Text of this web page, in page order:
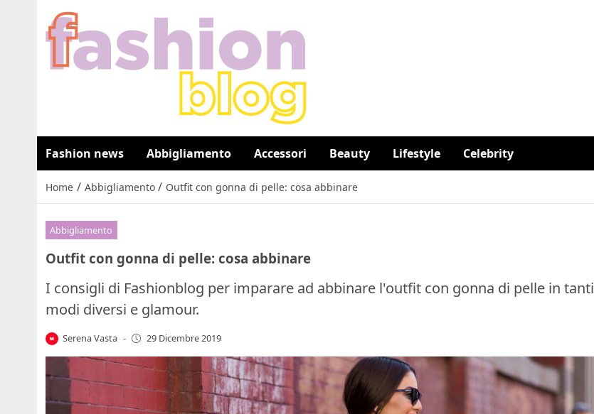
Fashion news Abbigliamento Accessori Beauty Lifestyle Celebrity
Home / Abbigliamento / Outfit con gonna di pelle: cosa abbinare
Abbigliamento
Outfit con gonna di pelle: cosa abbinare
I consigli di Fashionblog per imparare ad abbinare l'outfit con gonna di pelle in tanti
modi diversi e glamour.
Serena Vasta - 29 Dicembre 2019